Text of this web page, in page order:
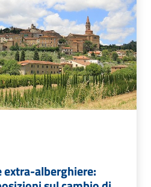
alberghiere: